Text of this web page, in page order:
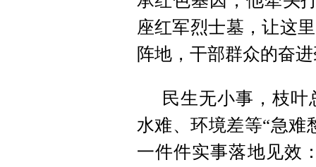
座红军烈士墓，让这
阵地，干部群众的奋
民生无小事，枝
水难、环境差等“急难
一件件实事落地见效